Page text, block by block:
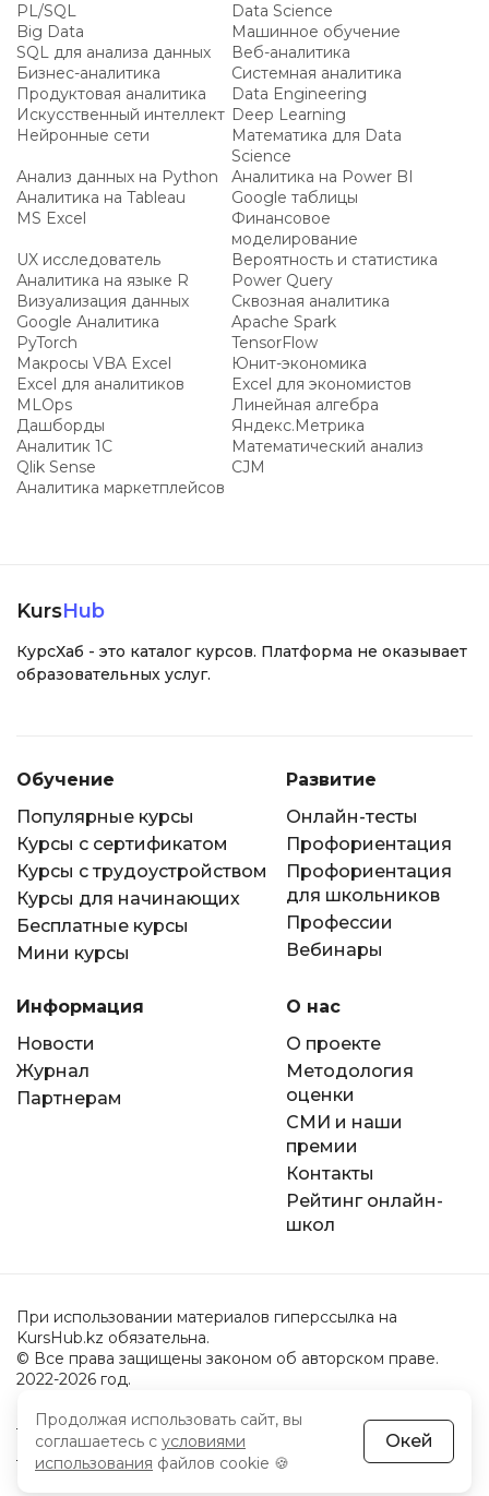
PL/SQL
Data Science
Big Data
Машинное обучение
SQL для анализа данных
Веб-аналитика
Бизнес-аналитика
Системная аналитика
Продуктовая аналитика
Data Engineering
Искусственный интеллект Deep Learning
Нейронные сети
Математика для Data
Science
Анализ данных на Python
Аналитика на Power BI
Аналитика на Tableau
Google таблицы
MS Excel
Финансовое
моделирование
UX исследователь
Вероятность и статистика
Аналитика на языке R
Power Query
Визуализация данных
Сквозная аналитика
Google Аналитика
Apache Spark
PyTorch
TensorFlow
Макросы VBA Excel
Юнит-экономика
Excel для аналитиков
Excel для экономистов
MLOps
Линейная алгебра
Дашборды
Яндекс.Метрика
Аналитик 1С
Математический анализ
Qlik Sense
CJM
Аналитика маркетплейсов
KursHub
КурсХаб - это каталог курсов. Платформа не оказывает
образовательных услуг.
Обучение
Популярные курсы
Курсы с сертификатом
Курсы с трудоустройством
Курсы для начинающих
Бесплатные курсы
Мини курсы
Развитие
Онлайн-тесты
Профориентация
Профориентация
для школьников
Профессии
Вебинары
Информация
Новости
Журнал
Партнерам
О нас
О проекте
Методология
оценки
СМИ и наши
премии
Контакты
Рейтинг онлайн-
школ
При использовании материалов гиперссылка на
KursHub.kz обязательна.
© Все права защищены законом об авторском праве.
2022-2026 год.
Пользовательское соглашение
Политика обработки персональных данных
Продолжая использовать сайт, вы
соглашаетесь с условиями
использования файлов cookie 🍪
Окей